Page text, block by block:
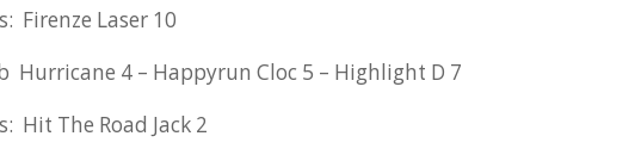
Firenze Laser 10
Hurricane 4 – Happyrun Cloc 5 – Highlight D 7
Hit The Road Jack 2